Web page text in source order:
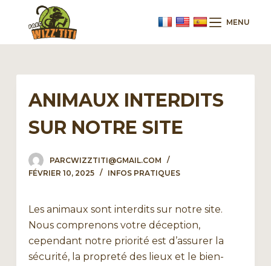
s
e
MENU
ANIMAUX INTERDITS
SUR NOTRE SITE
PARCWIZZTITI@GMAIL.COM
FÉVRIER 10, 2025
INFOS PRATIQUES
Les animaux sont interdits sur notre site.
Nous comprenons votre déception,
cependant notre priorité est d’assurer la
sécurité, la propreté des lieux et le bien-